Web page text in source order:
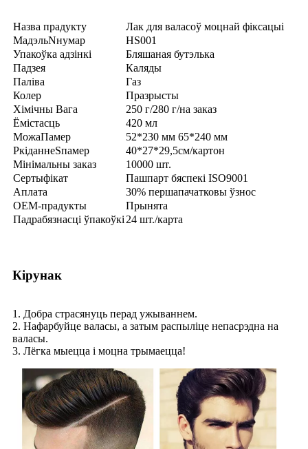
Назва прадукту
Лак для валасоў моцнай фіксацыі
МадэльNнумар
HS001
Упакоўка адзінкі
Бляшаная бутэлька
Падзея
Каляды
Паліва
Газ
Колер
Празрысты
Хімічны Вага
250 г/280 г/на заказ
Ёмістасць
420 мл
МожаПамер
52*230 мм 65*240 мм
PкіданнеSпамер 40*27*29,5см/картон
Мінімальны заказ
10000 шт.
Сертыфікат
Пашпарт бяспекі ISO9001
Аплата
30% першапачатковы ўзнос
OEM-прадукты
Прынята
Падрабязнасці ўпакоўкі 24 шт./карта
Кірунак
1. Добра страсянуць перад ужываннем.
2. Нафарбуйце валасы, а затым распыліце непасрэдна на
валасы.
3. Лёгка мыецца і моцна трымаецца!